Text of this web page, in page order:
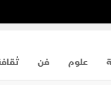
علوم فن